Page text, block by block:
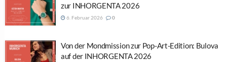
zur INHORGENTA 2026
6. Februar 2026 0
Von der Mondmission zur Pop-Art-Edition: Bulova
auf der INHORGENTA 2026